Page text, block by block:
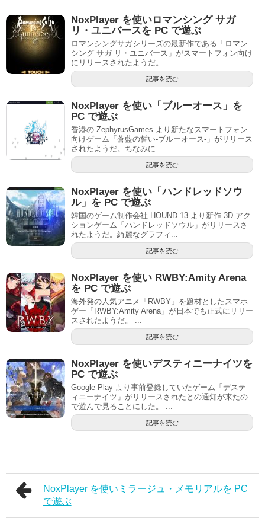
NoxPlayer を使いロマンシング サガ
リ・ユニバースを PC で遊ぶ
ロマンシングサガシリーズの最新作である「ロマン
シング サガ リ・ユニバース」がスマートフォン向け
にリリースされたようだ。 ...
記事を読む
NoxPlayer を使い「ブルーオース」を
PC で遊ぶ
香港の ZephyrusGames より新たなスマートフォン
向けゲーム「蒼藍の誓い-ブルーオース-」がリリース
されたようだ。ちなみに...
記事を読む
NoxPlayer を使い「ハンドレッドソウ
ル」を PC で遊ぶ
韓国のゲーム制作会社 HOUND 13 より新作 3D アク
ションゲーム「ハンドレッドソウル」がリリースさ
れたようだ。綺麗なグラフィ...
記事を読む
NoxPlayer を使い RWBY:Amity Arena
を PC で遊ぶ
海外発の人気アニメ「RWBY」を題材としたスマホ
ゲー「RWBY:Amity Arena」が日本でも正式にリリー
スされたようだ。 ...
記事を読む
NoxPlayer を使いデスティニーナイツを
PC で遊ぶ
Google Play より事前登録していたゲーム「デステ
ィニーナイツ」がリリースされたとの通知が来たの
で遊んで見ることにした。 ...
記事を読む
NoxPlayer を使いミラージュ・メモリアルを PC
で遊ぶ